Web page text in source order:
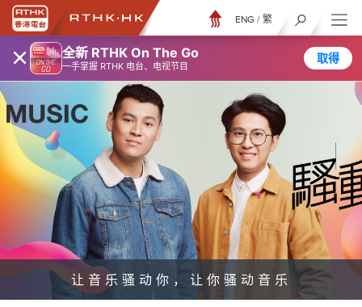
× 全新 RTHK On The Go
一手掌握 RTHK 电台、电视节目
取得
ENG / 繁
让音乐骚动你，让你骚动音乐